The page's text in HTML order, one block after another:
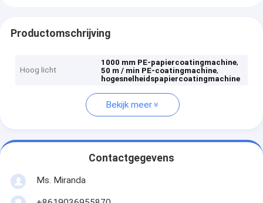
Productomschrijving
Hoog licht
1000 mm PE-papiercoatingmachine,
50 m / min PE-coatingmachine,
hogesnelheidspapiercoatingmachine
Bekijk meer
Contactgegevens
Ms. Miranda